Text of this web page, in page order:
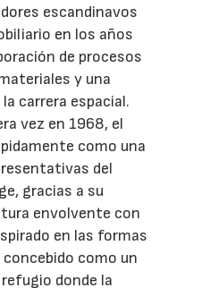
escandinavos
en los años
de procesos
y una
carrera espacial.
vez en 1968, el
como una
del
gracias a su
envolvente con
en las formas
como un
donde la